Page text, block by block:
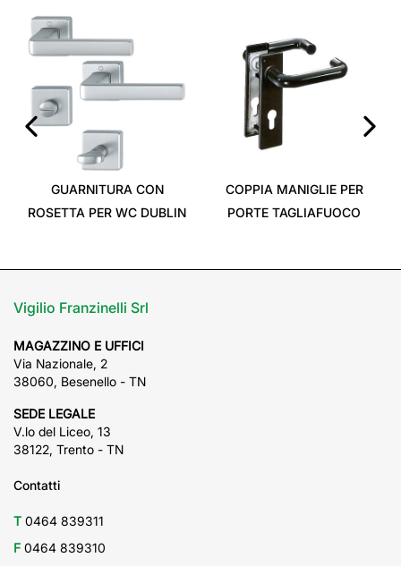
GUARNITURA CON
ROSETTA PER WC DUBLIN
COPPIA MANIGLIE PER
PORTE TAGLIAFUOCO
Vigilio Franzinelli Srl
MAGAZZINO E UFFICI
Via Nazionale, 2
38060, Besenello - TN
SEDE LEGALE
V.lo del Liceo, 13
38122, Trento - TN
Contatti
T 0464 839311
F 0464 839310